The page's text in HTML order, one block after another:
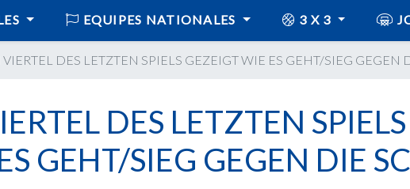
EQUIPES NATIONALES 3 X 3
DES LETZTEN SPIELS GEZEIGT WIE ES GEHT/SIEG GEGEN
DES LETZTEN SPIELS
GEHT/SIEG GEGEN DIE